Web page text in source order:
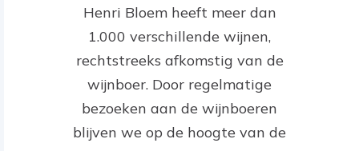
Henri Bloem heeft meer dan
1.000 verschillende wijnen,
rechtstreeks afkomstig van de
wijnboer. Door regelmatige
bezoeken aan de wijnboeren
blijven we op de hoogte van de